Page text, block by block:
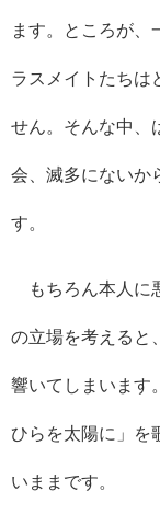
ます。ところが、
ラスメイトたちは
せん。そんな中、
会、滅多にないか
す。
もちろん本人に
の立場を考えると
響いてしまいます
ひらを太陽に」を
いままです。